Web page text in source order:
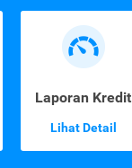
Laporan Kredit
Lihat Detail